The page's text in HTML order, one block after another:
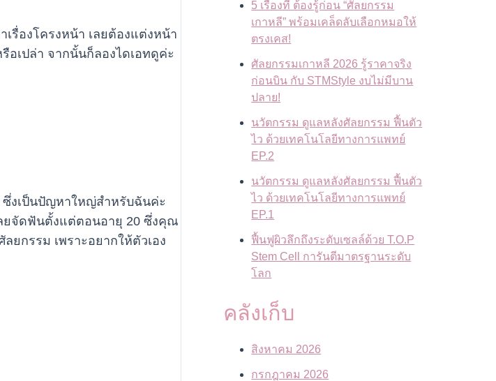
รื่องโครงหน้า เลยต้องแต่งหน้า
อเปล่า จากนั้นก็ลองไดเอทดูค่ะ
งเป็นปัญหาใหญ่สำหรับฉันค่ะ
ยจัดฟันตั้งแต่ตอนอายุ 20 ซึ่งคุณ
กรรม เพราะอยากให้ตัวเอง
5 เรื่องที่ ต้องรู้ก่อน “ศัลยกรรม
เกาหลี” พร้อมเคล็ดลับเลือกหมอให้
ตรงเคส!
ศัลยกรรมเกาหลี 2026 รู้ราคาจริง
ก่อนบิน กับ STMStyle งบไม่มีบาน
ปลาย!
นวัตกรรม ดูแลหลังศัลยกรรม ฟื้นตัว
ไว ด้วยเทคโนโลยีทางการแพทย์
EP.2
นวัตกรรม ดูแลหลังศัลยกรรม ฟื้นตัว
ไว ด้วยเทคโนโลยีทางการแพทย์
EP.1
ฟื้นฟูผิวลึกถึงระดับเซลล์ด้วย T.O.P
Stem Cell การันตีมาตรฐานระดับ
โลก
คลังเก็บ
สิงหาคม 2026
กรกฎาคม 2026